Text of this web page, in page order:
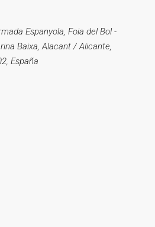
Espanyola, Foia del Bol -
Baixa, Alacant / Alicante,
España